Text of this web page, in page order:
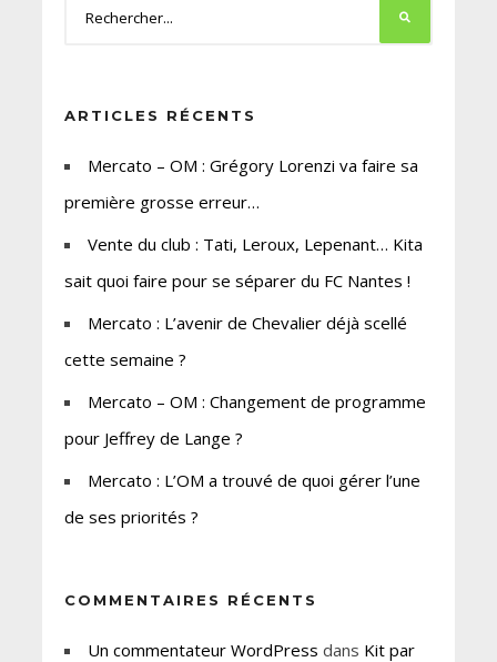
ARTICLES RÉCENTS
Mercato – OM : Grégory Lorenzi va faire sa
première grosse erreur…
Vente du club : Tati, Leroux, Lepenant… Kita
sait quoi faire pour se séparer du FC Nantes !
Mercato : L’avenir de Chevalier déjà scellé
cette semaine ?
Mercato – OM : Changement de programme
pour Jeffrey de Lange ?
Mercato : L’OM a trouvé de quoi gérer l’une
de ses priorités ?
COMMENTAIRES RÉCENTS
Un commentateur WordPress dans Kit par